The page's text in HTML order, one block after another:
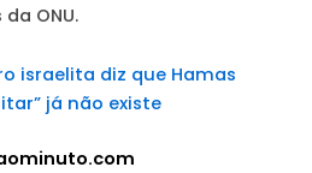
ONU.
israelita diz que Hamas
já não existe